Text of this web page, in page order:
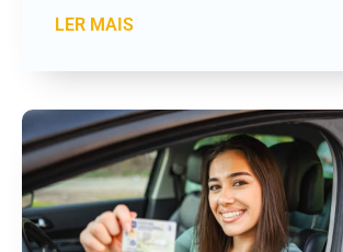
LER MAIS